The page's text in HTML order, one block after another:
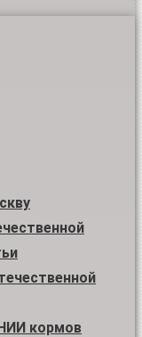
кормов